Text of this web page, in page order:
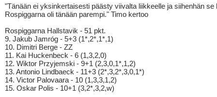
"Tänään ei yksinkertaisesti päästy viivalta liikkeelle ja siihenhän se
Rospiggarna oli tänään parempi." Timo kertoo
Rospiggarna Hallstavik - 51 pkt.
9. Jakub Jamróg - 5+3 (1*,2*,1*,1)
10. Dimitri Berge - ZZ
11. Kai Huckenbeck - 6 (1,3,2,0)
12. Wiktor Przyjemski - 9+1 (2,3,0,1*,1,2)
13. Antonio Lindbaeck - 11+3 (2*,3,2*,3,0,1*)
14. Victor Palovaara - 10 (1,3,3,1,2)
15. Oskar Polis - 10+1 (3,2*,3,2,w)